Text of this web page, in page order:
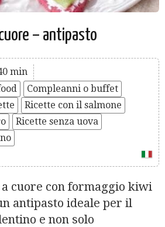
– antipasto
min
Compleanni o buffet
Ricette con il salmone
Ricette senza uova
cuore con formaggio kiwi
antipasto ideale per il
e non solo